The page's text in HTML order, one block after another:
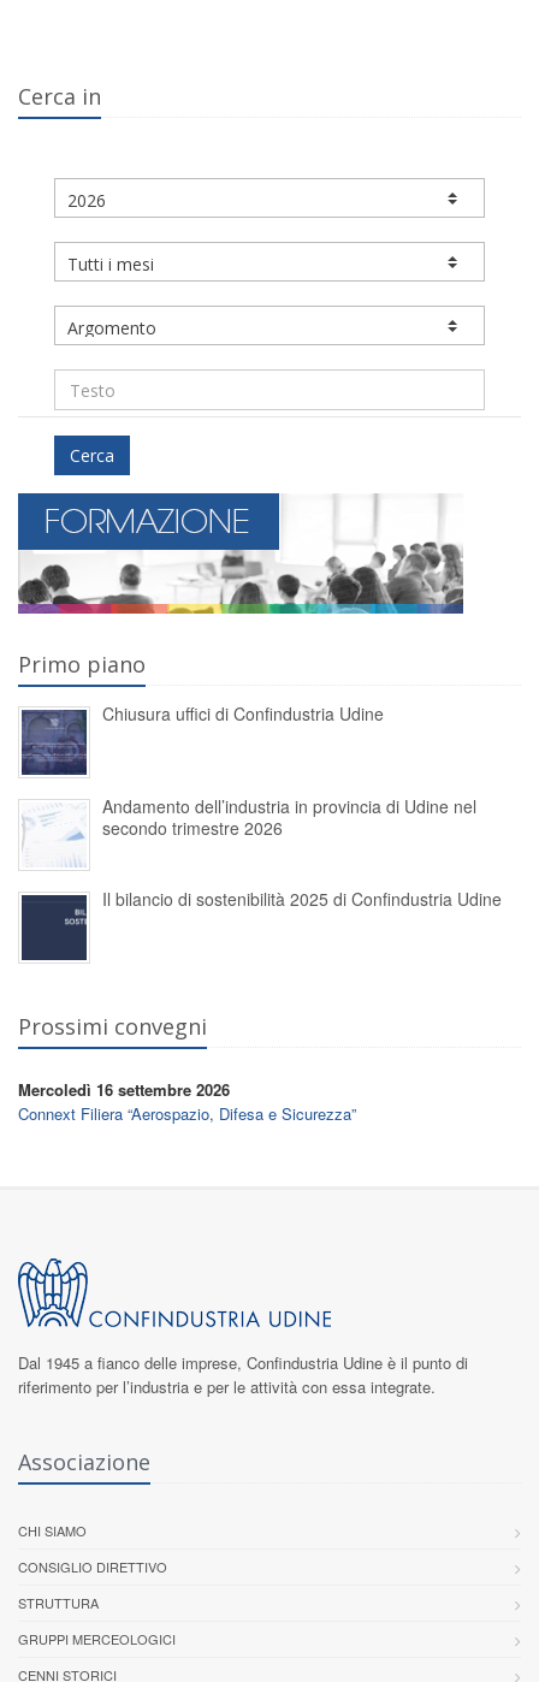
Cerca in
Cerca
Primo piano
Chiusura uffici di Confindustria Udine
Andamento dell’industria in provincia di Udine nel
secondo trimestre 2026
Il bilancio di sostenibilità 2025 di Confindustria Udine
Prossimi convegni
Mercoledì 16 settembre 2026
Connext Filiera “Aerospazio, Difesa e Sicurezza”
Dal 1945 a fianco delle imprese, Confindustria Udine è il punto di
riferimento per l’industria e per le attività con essa integrate.
Associazione
CHI SIAMO
CONSIGLIO DIRETTIVO
STRUTTURA
GRUPPI MERCEOLOGICI
CENNI STORICI